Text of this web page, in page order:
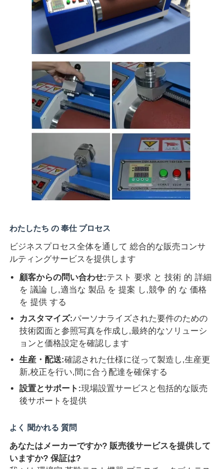
わたしたち の 奉仕 プロセス
ビジネスプロセス全体を通して 総合的な販売コンサ
ルティングサービスを提供します
顧客からの問い合わせ:テスト 要求 と 技術 的 詳細
を 議論 し,適当な 製品 を 提案 し,競争 的 な 価格
を 提供 する
カスタマイズ:パーソナライズされた要件のための
技術図面と参照写真を作成し,最終的なソリューシ
ョンと価格設定を確認します
生産・配送:確認された仕様に従って製造し,生産更
新,校正を行い,間に合う配達を確保する
設置とサポート:現場設置サービスと包括的な販売
後サポートを提供
よく 聞かれる 質問
あなたはメーカーですか? 販売後サービスを提供して
いますか? 保証は?